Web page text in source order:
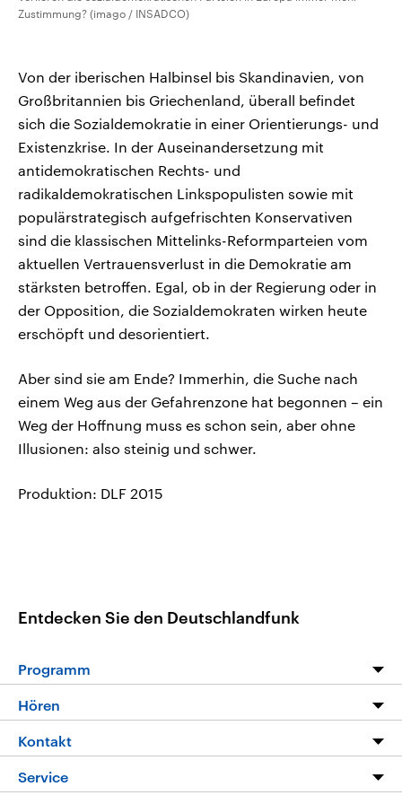
Zustimmung? (imago / INSADCO)
Von der iberischen Halbinsel bis Skandinavien, von
Großbritannien bis Griechenland, überall befindet
sich die Sozialdemokratie in einer Orientierungs- und
Existenzkrise. In der Auseinandersetzung mit
antidemokratischen Rechts- und
radikaldemokratischen Linkspopulisten sowie mit
populärstrategisch aufgefrischten Konservativen
sind die klassischen Mittelinks-Reformparteien vom
aktuellen Vertrauensverlust in die Demokratie am
stärksten betroffen. Egal, ob in der Regierung oder in
der Opposition, die Sozialdemokraten wirken heute
erschöpft und desorientiert.
Aber sind sie am Ende? Immerhin, die Suche nach
einem Weg aus der Gefahrenzone hat begonnen – ein
Weg der Hoffnung muss es schon sein, aber ohne
Illusionen: also steinig und schwer.
Produktion: DLF 2015
Entdecken Sie den Deutschlandfunk
Programm
Programm
Die Nachrichten
Nachrichtenleicht
Hören
Livestream
Podcasts
Kontakt
Hörerservice
Service